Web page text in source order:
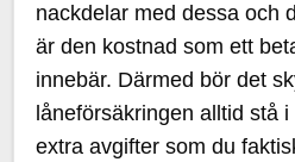
nackdelar med dessa och
är den kostnad som ett
innebär. Därmed bör det
låneförsäkringen alltid stå
extra avgifter som du